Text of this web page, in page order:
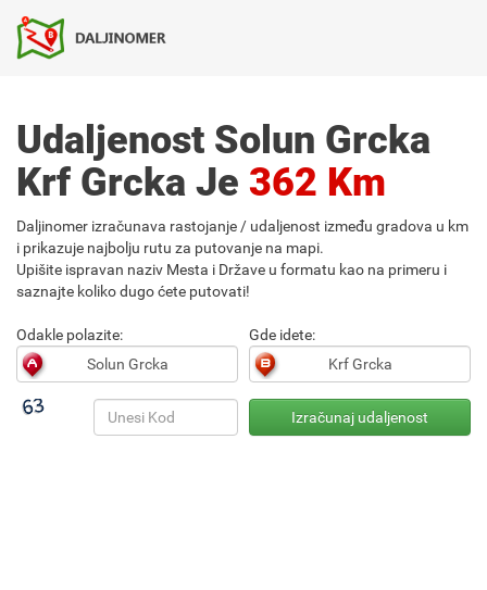
Udaljenost Solun Grcka
Krf Grcka Je 362 Km
Daljinomer izračunava rastojanje / udaljenost između gradova u km
i prikazuje najbolju rutu za putovanje na mapi.
Upišite ispravan naziv Mesta i Države u formatu kao na primeru i
saznajte koliko dugo ćete putovati!
Odakle polazite: Gde idete: